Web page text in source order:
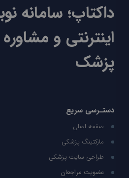
داکتاپ؛ سامانه
اینترنتی و مشاوره
پزشک
دستـرسی سریع
صفحه اصلی
مارکتینگ پزشکی
طراحی سایت پزشکی
عضویت مراجعان